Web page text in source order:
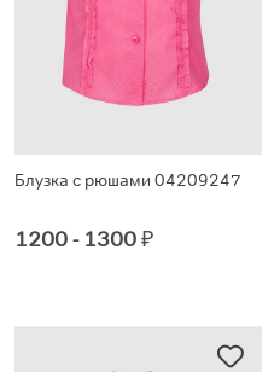
Блузка с рюшами 04209247
1200 - 1300₽